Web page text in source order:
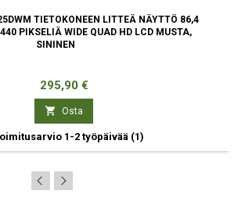
TIETOKONEEN LITTEÄ NÄYTTÖ 86,4
PIKSELIÄ WIDE QUAD HD LCD MUSTA,
SININEN
Hinta
295,90 €
 Osta
1-2 työpäivää (1)